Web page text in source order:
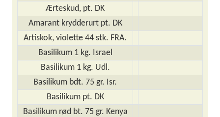
Ærteskud, pt. DK
Amarant krydderurt pt. DK
Artiskok, violette 44 stk. FRA.
Basilikum 1 kg. Israel
Basilikum 1 kg. Udl.
Basilikum bdt. 75 gr. Isr.
Basilikum pt. DK
Basilikum rød bt. 75 gr. Kenya